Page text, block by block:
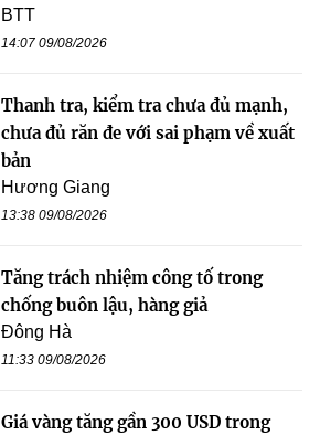
BTT
14:07 09/08/2026
Thanh tra, kiểm tra chưa đủ mạnh,
chưa đủ răn đe với sai phạm về xuất
bản
Hương Giang
13:38 09/08/2026
Tăng trách nhiệm công tố trong
chống buôn lậu, hàng giả
Đông Hà
11:33 09/08/2026
Giá vàng tăng gần 300 USD trong